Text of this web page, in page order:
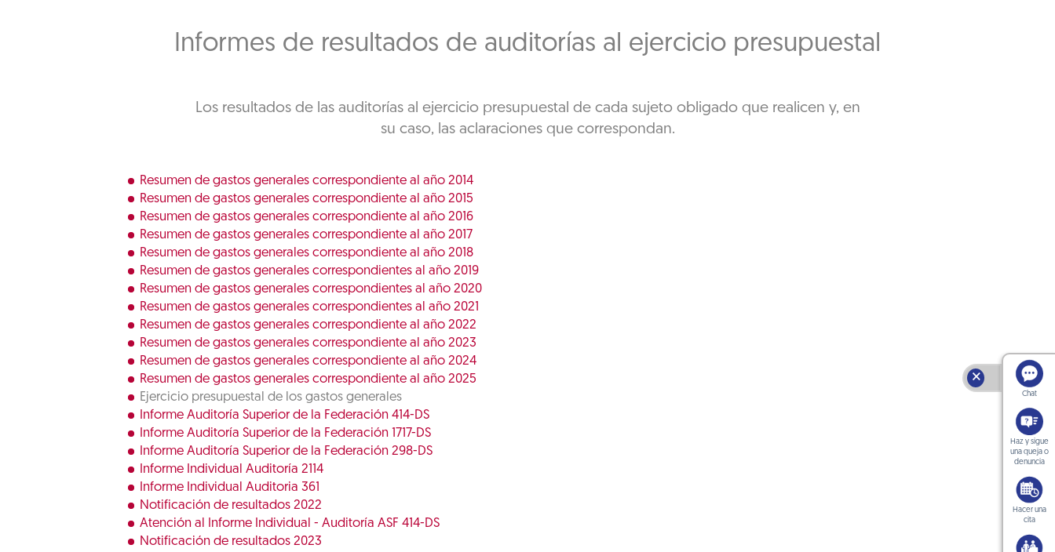
Informes de resultados de auditorías al ejercicio presupuestal
Los resultados de las auditorías al ejercicio presupuestal de cada sujeto obligado que realicen y, en
su caso, las aclaraciones que correspondan.
Resumen de gastos generales correspondiente al año 2014
Resumen de gastos generales correspondiente al año 2015
Resumen de gastos generales correspondiente al año 2016
Resumen de gastos generales correspondiente al año 2017
Resumen de gastos generales correspondiente al año 2018
Resumen de gastos generales correspondientes al año 2019
Resumen de gastos generales correspondientes al año 2020
Resumen de gastos generales correspondientes al año 2021
Resumen de gastos generales correspondiente al año 2022
Resumen de gastos generales correspondiente al año 2023
Resumen de gastos generales correspondiente al año 2024
Resumen de gastos generales correspondiente al año 2025
Ejercicio presupuestal de los gastos generales
Informe Auditoría Superior de la Federación 414-DS
Informe Auditoría Superior de la Federación 1717-DS
Informe Auditoría Superior de la Federación 298-DS
Informe Individual Auditoría 2114
Informe Individual Auditoria 361
Notificación de resultados 2022
Atención al Informe Individual - Auditoría ASF 414-DS
Notificación de resultados 2023
🗙
Chat
Haz y sigue
una queja o
denuncia
Hacer una
cita